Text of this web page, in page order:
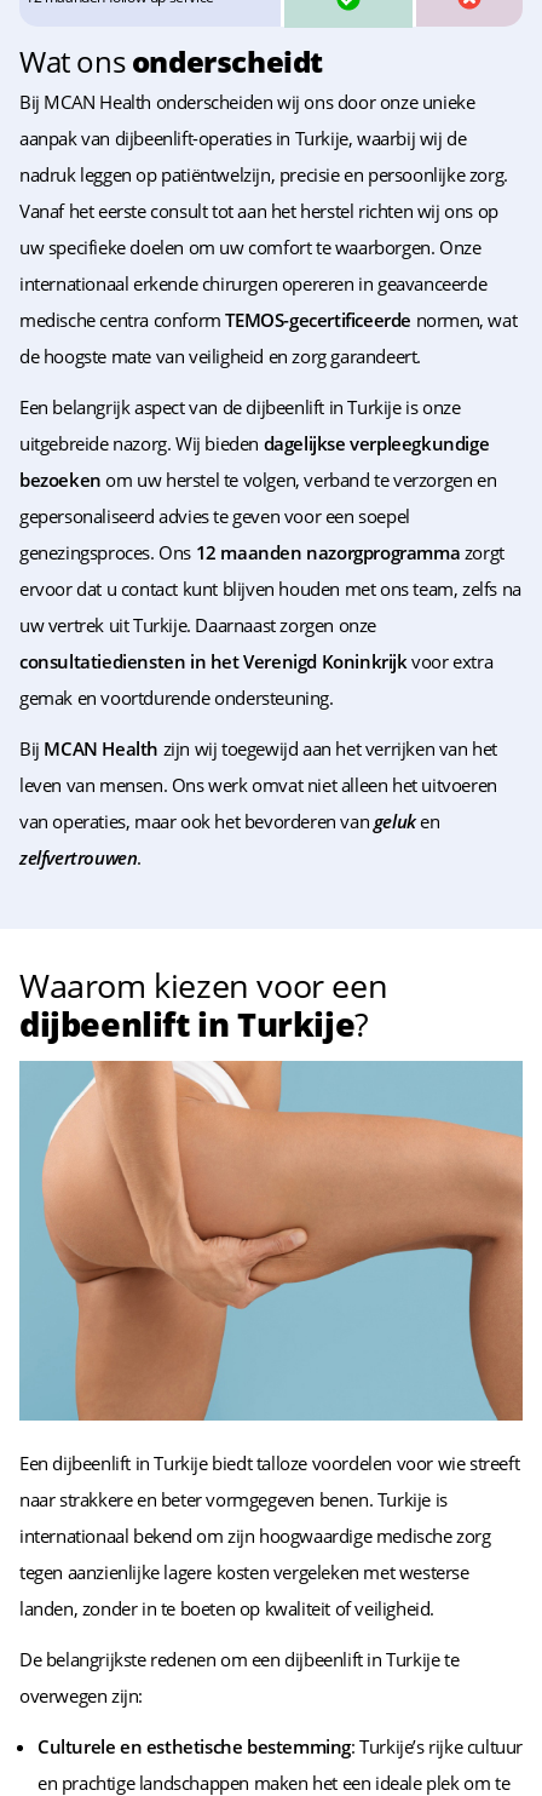
Wat onsonderscheidt
Bij MCAN Health onderscheiden wij ons door onze unieke
aanpak van dijbeenlift-operaties in Turkije, waarbij wij de
nadruk leggen op patiëntwelzijn, precisie en persoonlijke zorg.
Vanaf het eerste consult tot aan het herstel richten wij ons op
uw specifieke doelen om uw comfort te waarborgen. Onze
internationaal erkende chirurgen opereren in geavanceerde
medische centra conformTEMOS-gecertificeerde normen, wat
de hoogste mate van veiligheid en zorg garandeert.
Een belangrijk aspect van de dijbeenlift in Turkije is onze
uitgebreide nazorg. Wij bieden dagelijkse verpleegkundige
bezoeken om uw herstel te volgen, verband te verzorgen en
gepersonaliseerd advies te geven voor een soepel
genezingsproces. Ons 12 maanden nazorgprogramma zorgt
ervoor dat u contact kunt blijven houden met ons team, zelfs na
uw vertrek uit Turkije. Daarnaast zorgen onze
consultatiediensten in het Verenigd Koninkrijkvoor extra
gemak en voortdurende ondersteuning.
Bij MCAN Health zijn wij toegewijd aan het verrijken van het
leven van mensen. Ons werk omvat niet alleen het uitvoeren
van operaties, maar ook het bevorderen van geluken
zelfvertrouwen.
Waarom kiezen voor een
dijbeenlift in Turkije?
Een dijbeenlift in Turkije biedt talloze voordelen voor wie streeft
naar strakkere en beter vormgegeven benen. Turkije is
internationaal bekend om zijn hoogwaardige medische zorg
tegen aanzienlijke lagere kosten vergeleken met westerse
landen, zonder in te boeten op kwaliteit of veiligheid.
De belangrijkste redenen om een dijbeenlift in Turkije te
overwegen zijn:
Culturele en esthetische bestemming: Turkije’s rijke cultuur
en prachtige landschappen maken het een ideale plek om te